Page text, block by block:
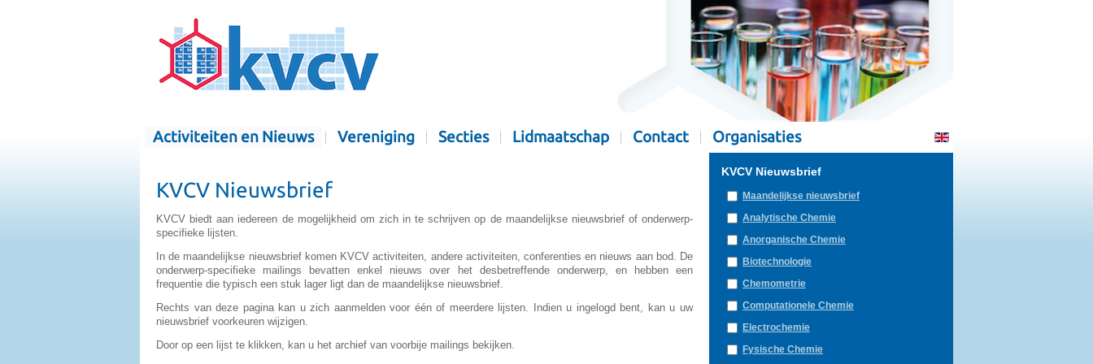
Activiteiten en Nieuws Vereniging Secties Lidmaatschap Contact Organisaties
KVCV Nieuwsbrief
KVCV biedt aan iedereen de mogelijkheid om zich in te schrijven op de maandelijkse nieuwsbrief of onderwerp-
specifieke lijsten.
In de maandelijkse nieuwsbrief komen KVCV activiteiten, andere activiteiten, conferenties en nieuws aan bod. De
onderwerp-specifieke mailings bevatten enkel nieuws over het desbetreffende onderwerp, en hebben een
frequentie die typisch een stuk lager ligt dan de maandelijkse nieuwsbrief.
Rechts van deze pagina kan u zich aanmelden voor één of meerdere lijsten. Indien u ingelogd bent, kan u uw
nieuwsbrief voorkeuren wijzigen.
Door op een lijst te klikken, kan u het archief van voorbije mailings bekijken.
KVCV Nieuwsbrief
Maandelijkse nieuwsbrief
Analytische Chemie
Anorganische Chemie
Biotechnologie
Chemometrie
Computationele Chemie
Electrochemie
Fysische Chemie